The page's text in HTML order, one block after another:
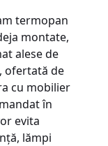
termopan
montate,
alese de
ofertată de
cu mobilier
în
evita
lămpi